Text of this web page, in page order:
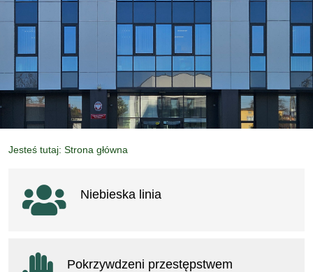
Jesteś tutaj: Strona główna
Ważne linki
Niebieska linia
Pokrzywdzeni przestępstwem